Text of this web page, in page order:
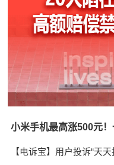
小米手机最高涨500元